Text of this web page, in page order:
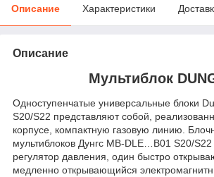
Описание Характеристики
Описание
Мультиблок
Одноступенчатые универсальные блоки
S20/S22 представляют собой,
корпусе, компактную газовую линию.
мультиблоков Дунгс MB-DLE…B01 S20/
регулятор давления, один быстро
медленно открывающийся